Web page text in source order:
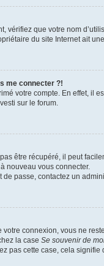
que votre nom
du site Internet ait
me connecter ?!
votre compte. En effet,
sur le forum.
être récupéré, il peut
nouveau vous connecter.
passe, contactez un
votre connexion, vous ne
la case Se souvenir de
pas cette case, cela